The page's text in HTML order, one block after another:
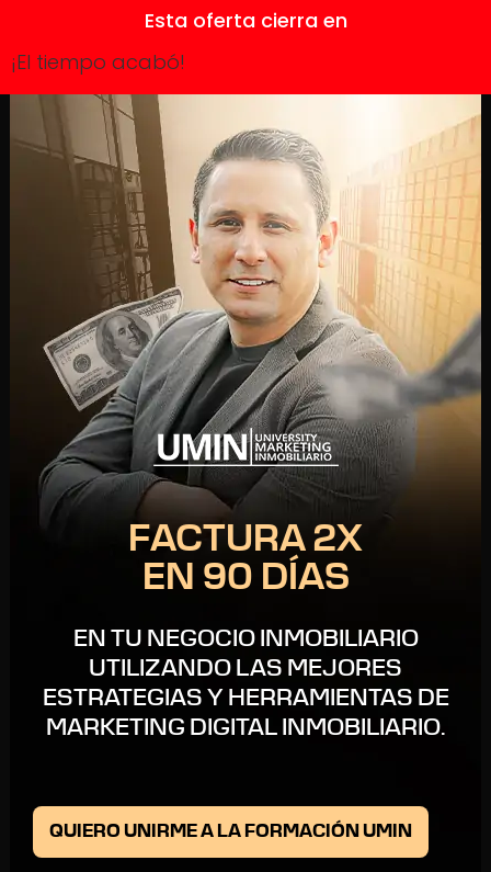
Esta oferta cierra en
¡El tiempo acabó!
FACTURA 2X
EN 90 DÍAS
EN TU NEGOCIO INMOBILIARIO
UTILIZANDO LAS MEJORES
ESTRATEGIAS Y HERRAMIENTAS DE
MARKETING DIGITAL INMOBILIARIO.
QUIERO UNIRME A LA FORMACIÓN UMIN